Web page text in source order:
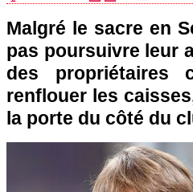
Malgré le sacre en
pas poursuivre leur
des propriétaires
renflouer les
la porte du côté du